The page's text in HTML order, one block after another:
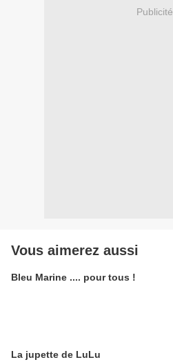
Publicité
Vous aimerez aussi
Bleu Marine .... pour tous !
La jupette de LuLu